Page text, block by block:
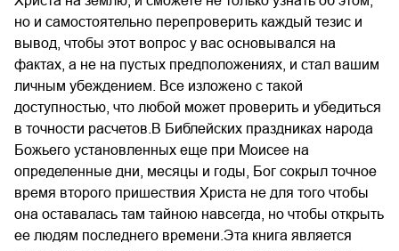
но и самостоятельно перепроверить каждый тезис и
вывод, чтобы этот вопрос у вас основывался на
фактах, а не на пустых предположениях, и стал вашим
личным убеждением. Все изложено с такой
доступностью, что любой может проверить и убедиться
в точности расчетов.В Библейских праздниках народа
Божьего установленных еще при Моисее на
определенные дни, месяцы и годы, Бог сокрыл точное
время второго пришествия Христа не для того чтобы
она оставалась там тайною навсегда, но чтобы открыть
ее людям последнего времени.Эта книга является